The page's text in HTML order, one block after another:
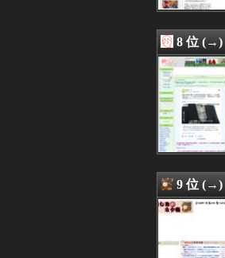
08/07 13:40
08/07 13:40
08/07 13:39
08/07 13:39
08/07 13:39
08/07 13:38
08/07 13:37
08/07 13:35
08/07 13:35
08/07 13:34
08/07 13:33
08/07 13:33
08/07 13:31
08/07 13:31
8 位 (→)
9 位 (→)